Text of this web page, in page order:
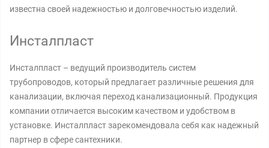
известна своей надежностью и долговечностью изделий.
Инсталпласт
Инсталпласт – ведущий производитель систем
трубопроводов, который предлагает различные решения для
канализации, включая переход канализационный. Продукция
компании отличается высоким качеством и удобством в
установке. Инсталпласт зарекомендовала себя как надежный
партнер в сфере сантехники.